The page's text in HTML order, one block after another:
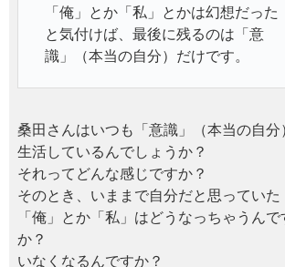
「俺」とか「私」とかは幻想だった
と気付けば、最後に残るのは「意
識」（本当の自分）だけです。
桑田さんはいつも「意識」（本当の自分
生活しているんでしょうか？
それってどんな感じですか？
そのとき、いままで自分だと思っていた
「俺」とか「私」はどうなっちゃうんで
か？
いなくなるんですか？